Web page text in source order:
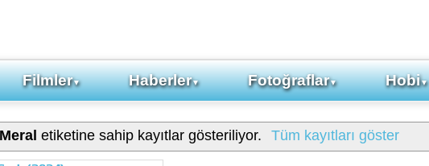
Filmler▼ Haberler▼ Fotoğraflar▼ Hobi▼
etiketine sahip kayıtlar gösteriliyor. Tüm kayıtları göster